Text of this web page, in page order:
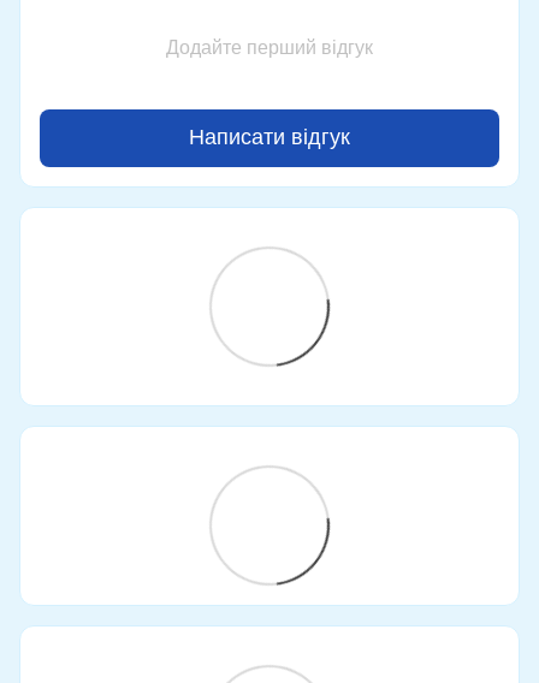
Додайте перший відгук
Написати відгук